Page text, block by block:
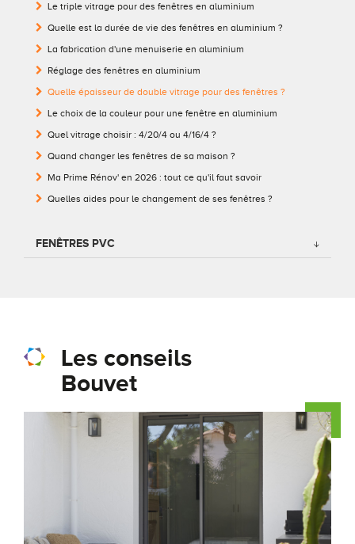
Le triple vitrage pour des fenêtres en aluminium
Quelle est la durée de vie des fenêtres en aluminium ?
La fabrication d'une menuiserie en aluminium
Réglage des fenêtres en aluminium
Quelle épaisseur de double vitrage pour des fenêtres ?
Le choix de la couleur pour une fenêtre en aluminium
Quel vitrage choisir : 4/20/4 ou 4/16/4 ?
Quand changer les fenêtres de sa maison ?
Ma Prime Rénov' en 2026 : tout ce qu'il faut savoir
Quelles aides pour le changement de ses fenêtres ?
FENÊTRES PVC
Les conseils
Bouvet